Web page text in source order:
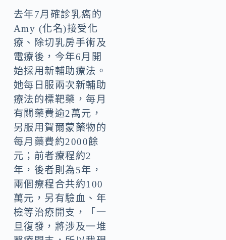
去年7月確診乳癌的
Amy (化名)接受化
療、除切乳房手術及
電療後，今年6月開
始採用新輔助療法。
她每日服兩次新輔助
療法的標靶藥，每月
有關藥費逾2萬元，
另服用賀爾蒙藥物的
每月藥費約2000餘
元；前者療程約2
年，後者則為5年，
兩個療程合共約100
萬元，另有驗血、年
檢等治療開支，「一
旦復發，將涉及一堆